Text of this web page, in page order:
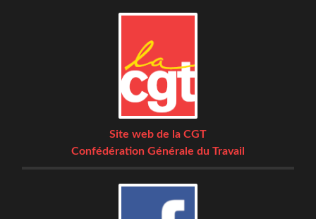
Site web de la CGT
Confédération Générale du Travail